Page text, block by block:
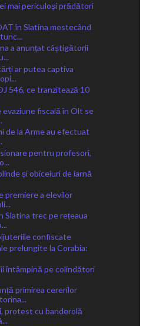
mai periculoși prădători
în Slatina mestecând
a anunțat câștigătorii
ar putea captiva
546, ce tranzitează 10
evaziune fiscală în Olt se
de la Arme au efectuat
pentru profesori,
și obiceiuri de iarnă
premiere a elevilor
Slatina trec pe rețeaua
confiscate
prelungite la Corabia:
întâmpină pe colindători
primirea cererilor
protest cu banderolă